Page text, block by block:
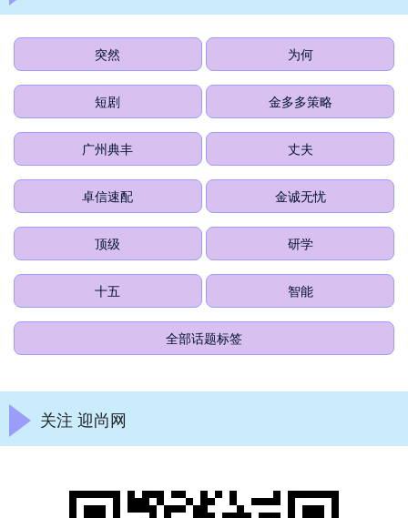
突然 为何
短剧 金多多策略
广州典丰 丈夫
卓信速配 金诚无忧
顶级 研学
十五 智能
全部话题标签
关注 迎尚网